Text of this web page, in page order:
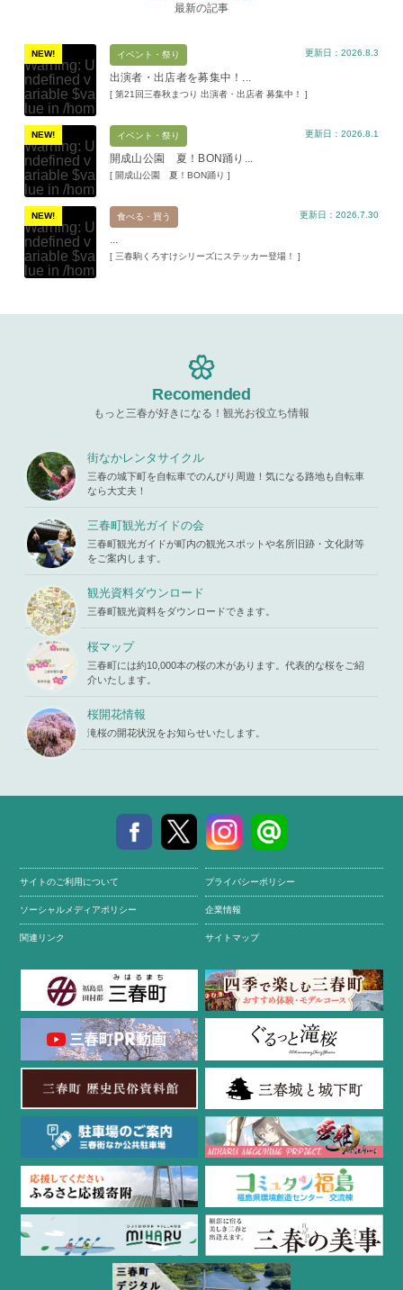
最新の記事
NEW!
Warning: U
ndefined v
ariable $va
lue in /hom
e/xs11945
9/miharuko
ma.com/pu
blic_html/w
p-content/t
hemes/mih
aru/templat
e-parts/pic
up.phpon l
ine19
Warning: A
parts/picu
p.phpon li
ne19
イベント・祭り
出演者・出店者を募集中！...
[ 第21回三春秋まつり 出演者・出店者 募集中！ ]
更新日：2026.8.3
NEW!
Warning: U
ndefined v
ariable $va
lue in /hom
e/xs11945
9/miharuko
ma.com/pu
blic_html/w
p-content/t
hemes/mih
up.phpon l
iharukoma.
com/public
_html/wp-c
ontent/the
mes/mihar
u/template-
parts/picu
p.phpon li
ne19
イベント・祭り
開成山公園 夏！BON踊り...
[ 開成山公園 夏！BON踊り ]
更新日：2026.8.1
NEW!
Warning: U
ndefined v
ariable $va
lue in /hom
ma.com/pu
ttempt to re
ad property
"ID" on null
in/home/x
iharukoma.
com/public
_html/wp-c
ontent/the
mes/mihar
u/template-
parts/picu
p.phpon li
ne 19
食べる・買う
...
[ 三春駒くろすけシリーズにステッカー登場！ ]
更新日：2026.7.30
Recomended
もっと三春が好きになる！観光お役立ち情報
街なかレンタサイクル
三春の城下町を自転車でのんびり周遊！気になる路地も自転車
なら大丈夫！
三春町観光ガイドの会
三春町観光ガイドが町内の観光スポットや名所旧跡・文化財等
をご案内します。
観光資料ダウンロード
三春町観光資料をダウンロードできます。
桜マップ
三春町には約10,000本の桜の木があります。代表的な桜をご紹
介いたします。
桜開花情報
滝桜の開花状況をお知らせいたします。
サイトのご利用について プライバシーポリシー
ソーシャルメディアポリシー 企業情報
関連リンク サイトマップ